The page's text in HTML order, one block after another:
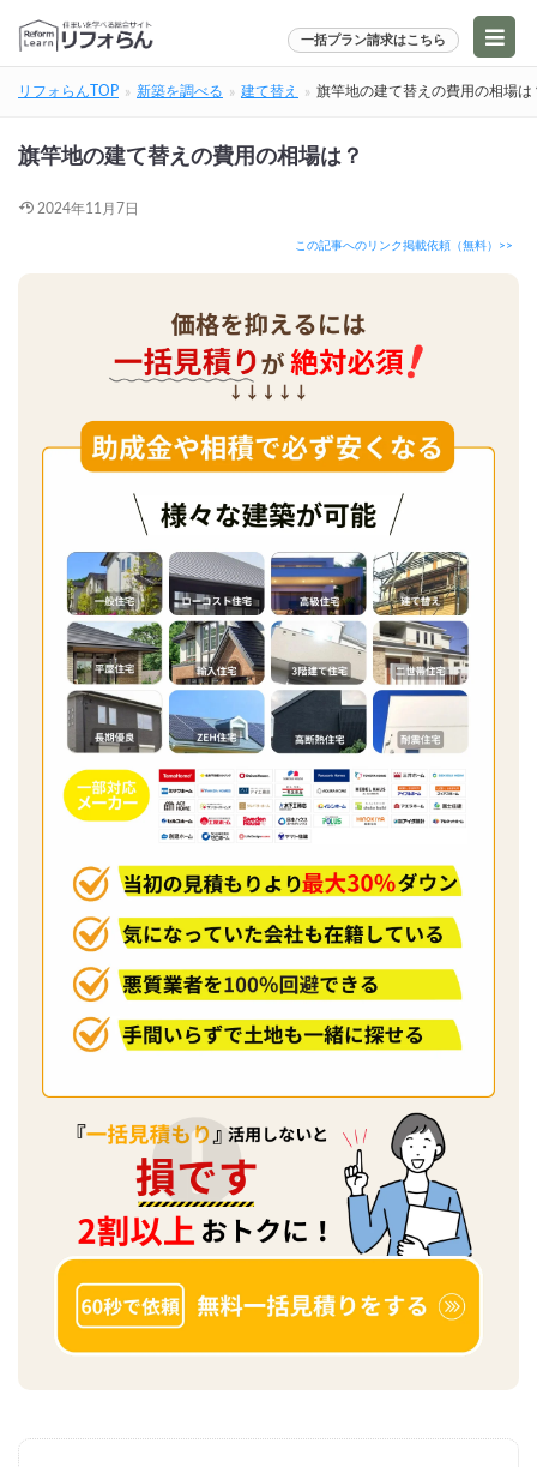
一括プラン請求はこちら
リフォらんTOP 新築を調べる 建て替え 旗竿地の建て替えの費用の相場は
旗竿地の建て替えの費用の相場は？
2024年11月7日
この記事へのリンク掲載依頼（無料）>>